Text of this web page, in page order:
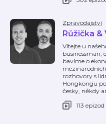
Zpravodajství
Růžička
Vítejte u
businessman,
bavíme o
rozhovory s
Hongkongu
česky, někdy
113 epizod